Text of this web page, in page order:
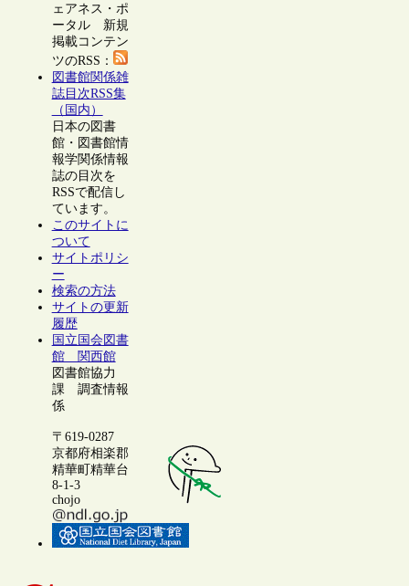
ェアネス・ポ
ータル 新規
掲載コンテン
ツのRSS：
図書館関係雑
誌目次RSS集
（国内）
日本の図書
館・図書館情
報学関係情報
誌の目次を
RSSで配信し
ています。
このサイトに
ついて
サイトポリシ
ー
検索の方法
サイトの更新
履歴
国立国会図書
館 関西館
図書館協力
課 調査情報
係
〒619-0287
京都府相楽郡
精華町精華台
8-1-3
chojo